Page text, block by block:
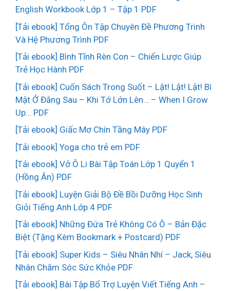
English Workbook Lớp 1 – Tập 1 PDF
[Tải ebook] Tổng Ôn Tập Chuyên Đề Phương Trình
Và Hệ Phương Trình PDF
[Tải ebook] Bình Tĩnh Rèn Con – Chiến Lược Giúp
Trẻ Học Hành PDF
[Tải ebook] Cuốn Sách Trong Suốt – Lật! Lật! Lật! Bí
Mật Ở Đằng Sau – Khi Tớ Lớn Lên… – When I Grow
Up… PDF
[Tải ebook] Giấc Mơ Chín Tầng Mây PDF
[Tải ebook] Yoga cho trẻ em PDF
[Tải ebook] Vở Ô Li Bài Tập Toán Lớp 1 Quyển 1
(Hồng Ân) PDF
[Tải ebook] Luyện Giải Bộ Đề Bồi Dưỡng Học Sinh
Giỏi Tiếng Anh Lớp 4 PDF
[Tải ebook] Những Đứa Trẻ Không Có Ô – Bản Đặc
Biệt (Tặng Kèm Bookmark + Postcard) PDF
[Tải ebook] Super Kids – Siêu Nhân Nhí – Jack, Siêu
Nhân Chăm Sóc Sức Khỏe PDF
[Tải ebook] Bài Tập Bổ Trợ Luyện Viết Tiếng Anh –